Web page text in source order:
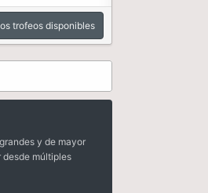
trofeos disponibles
y de mayor
múltiples